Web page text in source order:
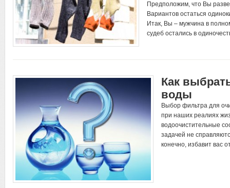
Предположим, что Вы
Вариантов остаться
Итак, Вы – мужчина в
судеб остались в
Как
воды
Выбор фильтра для
при наших реалиях
водоочистительные
задачей не
конечно, избавит вас